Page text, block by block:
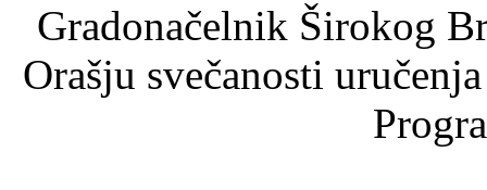
Gradonačelnik Širokog
Orašju svečanosti